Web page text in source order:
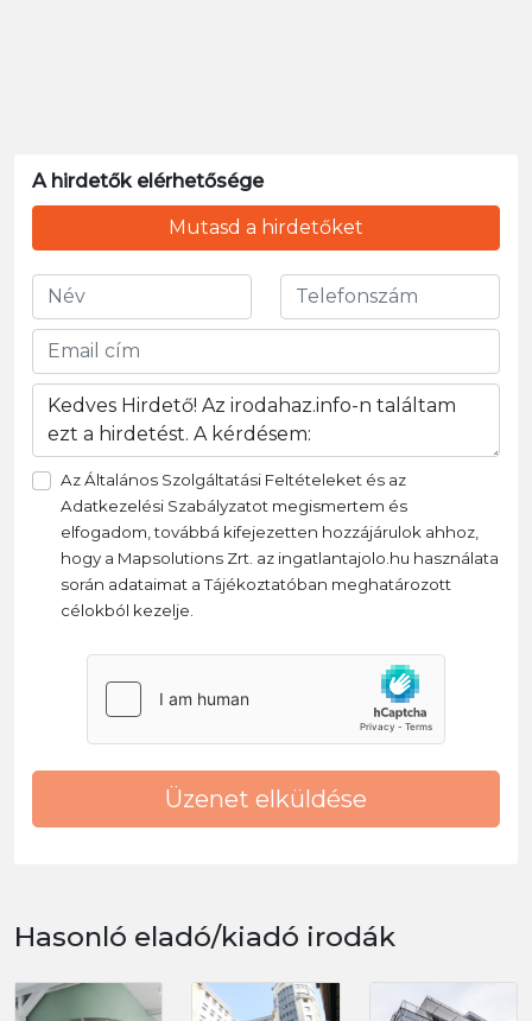
A hirdetők elérhetősége
Mutasd a hirdetőket
Az Általános Szolgáltatási Feltételeket és az
Adatkezelési Szabályzatot megismertem és
elfogadom, továbbá kifejezetten hozzájárulok ahhoz,
hogy a Mapsolutions Zrt. az ingatlantajolo.hu használata
során adataimat a Tájékoztatóban meghatározott
célokból kezelje.
Üzenet elküldése
Hasonló eladó/kiadó irodák